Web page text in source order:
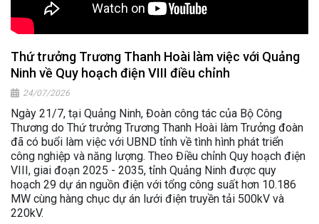
Thứ trưởng Trương Thanh Hoài làm việc với Quảng
Ninh về Quy hoạch điện VIII điều chỉnh
24/07/2026
Ngày 21/7, tại Quảng Ninh, Đoàn công tác của Bộ Công
Thương do Thứ trưởng Trương Thanh Hoài làm Trưởng đoàn
đã có buổi làm việc với UBND tỉnh về tình hình phát triển
công nghiệp và năng lượng. Theo Điều chỉnh Quy hoạch điện
VIII, giai đoạn 2025 - 2035, tỉnh Quảng Ninh được quy
hoạch 29 dự án nguồn điện với tổng công suất hơn 10.186
MW cùng hàng chục dự án lưới điện truyền tải 500kV và
220kV.